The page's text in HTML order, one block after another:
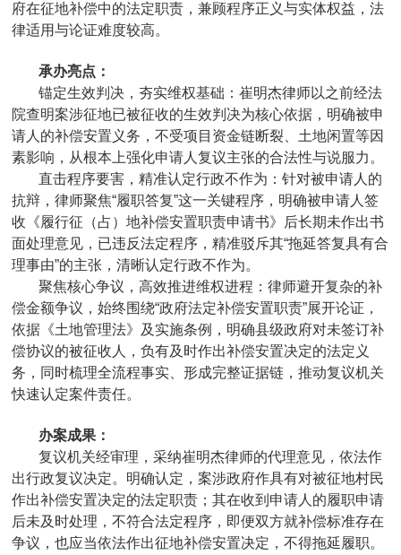
府在征地补偿中的法定职责，兼顾程序正义与实体权益，法
律适用与论证难度较高。
承办亮点：
‌锚定生效判决，夯实维权基础：崔明杰律师以之前经法
院查明案涉征地已被征收的生效判决为核心依据，明确被申
请人的补偿安置义务，不受项目资金链断裂、土地闲置等因
素影响，从根本上强化申请人复议主张的合法性与说服力。
直击程序要害，精准认定行政不作为：针对被申请人的
抗辩，律师聚焦“履职答复”这一关键程序，明确被申请人签
收《履行征（占）地补偿安置职责申请书》后长期未作出书
面处理意见，已违反法定程序，精准驳斥其“拖延答复具有合
理事由”的主张，清晰认定行政不作为。
聚焦核心争议，高效推进维权进程：律师避开复杂的补
偿金额争议，始终围绕“政府法定补偿安置职责”展开论证，
依据《土地管理法》及实施条例，明确县级政府对未签订补
偿协议的被征收人，负有及时作出补偿安置决定的法定义
务，同时梳理全流程事实、形成完整证据链，推动复议机关
快速认定案件责任。
办案成果：
复议机关经审理，采纳崔明杰律师的代理意见，依法作
出行政复议决定。明确认定，案涉政府作具有对被征地村民
作出补偿安置决定的法定职责；其在收到申请人的履职申请
后未及时处理，不符合法定程序，即便双方就补偿标准存在
争议，也应当依法作出征地补偿安置决定，不得拖延履职。